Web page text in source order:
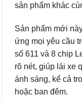
sản phẩm khác
Sản phẩm mới
ứng mọi yêu cầu
số 611 và 8 chip
rõ nét, giúp lái xe
ánh sáng, kể cả
hoặc ban đêm.